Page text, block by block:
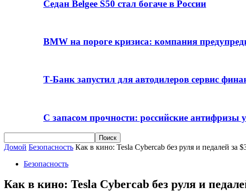
Седан Belgee S50 стал богаче в России
BMW на пороге кризиса: компания
Т-Банк запустил для автодилеров сервис
С запасом прочности: российские
Домой Безопасность Как в кино: Tesla Cybercab без руля и педалей за
Безопасность
Как в кино: Tesla Cybercab без руля и